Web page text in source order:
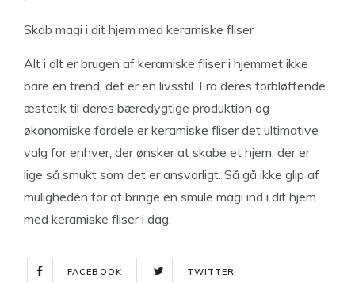
Skab magi i dit hjem med keramiske fliser
Alt i alt er brugen af keramiske fliser i hjemmet ikke
bare en trend, det er en livsstil. Fra deres forbløffende
æstetik til deres bæredygtige produktion og
økonomiske fordele er keramiske fliser det ultimative
valg for enhver, der ønsker at skabe et hjem, der er
lige så smukt som det er ansvarligt. Så gå ikke glip af
muligheden for at bringe en smule magi ind i dit hjem
med keramiske fliser i dag.
FACEBOOK TWITTER